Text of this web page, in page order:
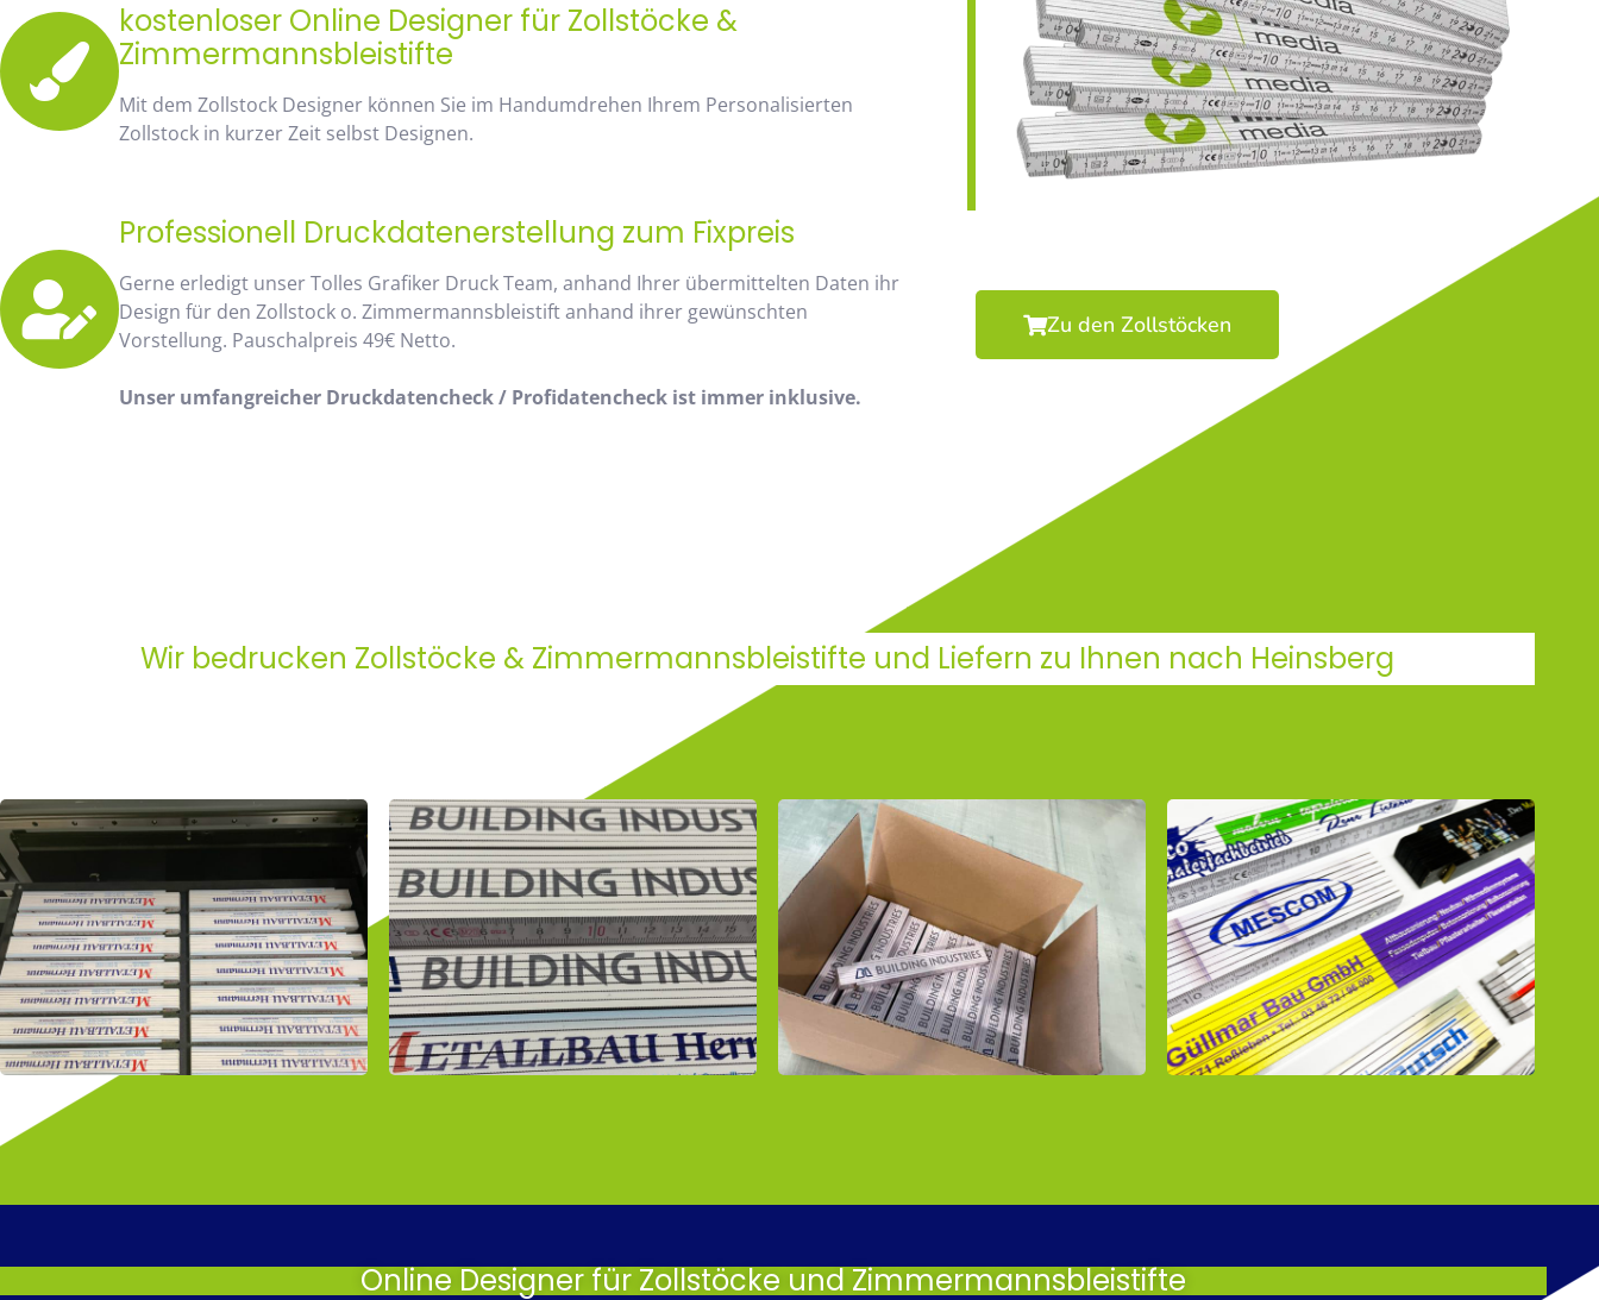
kostenloser Online Designer für Zollstöcke &
Zimmermannsbleistifte
Mit dem Zollstock Designer können Sie im Handumdrehen Ihrem Personalisierten
Zollstock in kurzer Zeit selbst Designen.
Professionell Druckdatenerstellung zum Fixpreis
Gerne erledigt unser Tolles Grafiker Druck Team, anhand Ihrer übermittelten Daten ihr
Design für den Zollstock o. Zimmermannsbleistift anhand ihrer gewünschten
Vorstellung. Pauschalpreis 49€ Netto.
Unser umfangreicher Druckdatencheck / Profidatencheck ist immer inklusive.
Zu den Zollstöcken
Wir bedrucken Zollstöcke & Zimmermannsbleistifte und Liefern zu Ihnen nach Heinsberg
Online Designer für Zollstöcke und Zimmermannsbleistifte